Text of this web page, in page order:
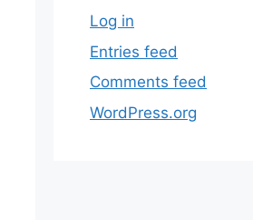
Log in
Entries feed
Comments feed
WordPress.org